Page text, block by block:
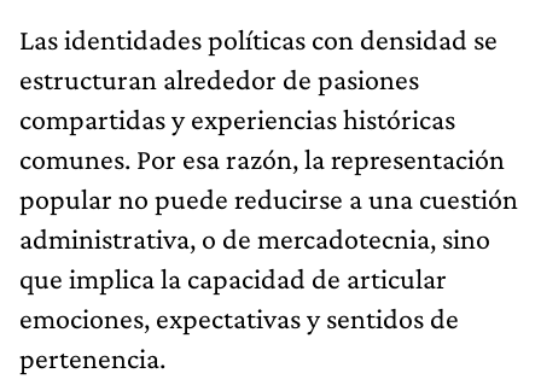
Las identidades políticas con densidad se
estructuran alrededor de pasiones
compartidas y experiencias históricas
comunes. Por esa razón, la representación
popular no puede reducirse a una cuestión
administrativa, o de mercadotecnia, sino
que implica la capacidad de articular
emociones, expectativas y sentidos de
pertenencia.